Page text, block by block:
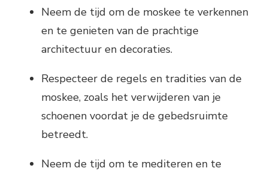
Neem de tijd om de moskee te verkennen
en te genieten van de prachtige
architectuur en decoraties.
Respecteer de regels en tradities van de
moskee, zoals het verwijderen van je
schoenen voordat je de gebedsruimte
betreedt.
Neem de tijd om te mediteren en te